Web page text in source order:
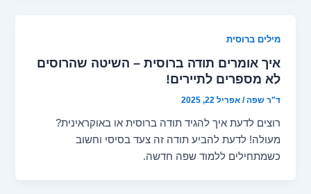
מילים ברוסית
איך אומרים תודה ברוסית – השיטה שהרוסים
לא מספרים לתיירים!
ד"ר שפה/אפריל 22, 2025
רוצים לדעת איך להגיד תודה ברוסית או באוקראינית?
מעולה! לדעת להביע תודה זה צעד בסיסי וחשוב
כשמתחילים ללמוד שפה חדשה.